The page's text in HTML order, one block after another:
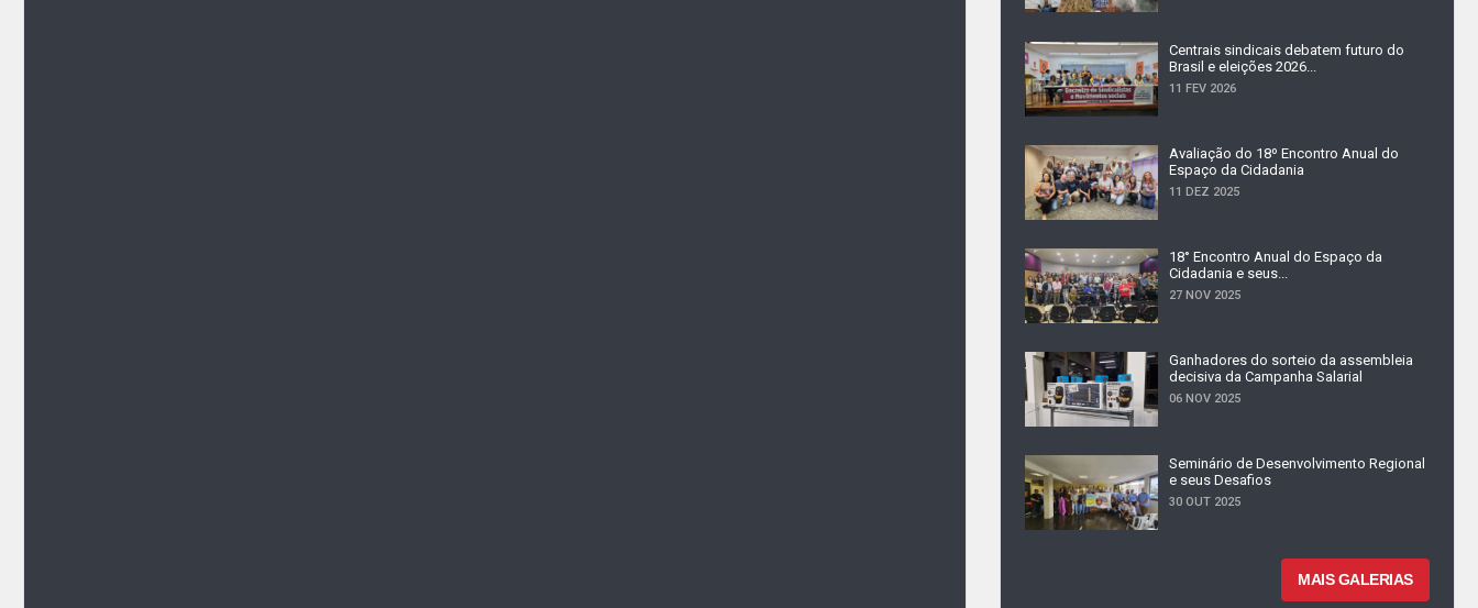
Centrais sindicais debatem futuro do
Brasil e eleições 2026...
11 FEV 2026
Avaliação do 18º Encontro Anual do
Espaço da Cidadania
11 DEZ 2025
18° Encontro Anual do Espaço da
Cidadania e seus...
27 NOV 2025
Ganhadores do sorteio da assembleia
decisiva da Campanha Salarial
06 NOV 2025
Seminário de Desenvolvimento Regional
e seus Desafios
30 OUT 2025
MAIS GALERIAS